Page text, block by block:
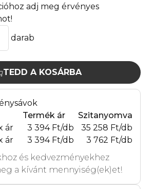
adj meg érvényes
darab
TEDD A KOSÁRBA
Termék ár
Szitanyomva
ár 3 394 Ft/db
35 258 Ft/db
ár 3 394 Ft/db
3 762 Ft/db
és kedvezményekhez
a kívánt mennyiség(ek)et!